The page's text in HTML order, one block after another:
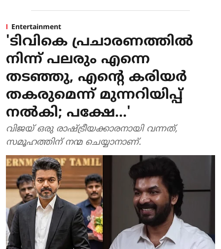
Entertainment
'ടിവികെ പ്രചാരണത്തിൽ
നിന്ന് പലരും എന്നെ
തടഞ്ഞു, എന്റെ കരിയർ
തകരുമെന്ന് മുന്നറിയിപ്പ്
നൽകി; പക്ഷേ...'
വിജയ് ഒരു രാഷ്ട്രീയക്കാരനായി വന്നത്,
സമൂഹത്തിന് നന്മ ചെയ്യാനാണ്.